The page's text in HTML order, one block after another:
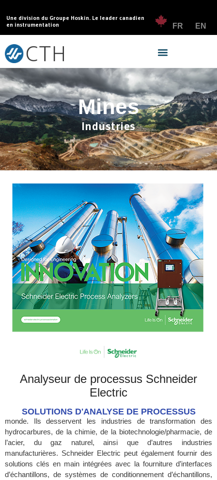
Une division du Groupe Hoskin. Le leader canadien
en instrumentation
FR EN
Mines
Industries
Analyseur de processus Schneider
Electric
SOLUTIONS D'ANALYSE DE PROCESSUS
monde. Ils desservent les industries de transformation des
hydrocarbures, de la chimie, de la biotechnologie/pharmacie, de
l’acier, du gaz naturel, ainsi que d’autres industries
manufacturières. Schneider Electric peut également fournir des
solutions clés en main intégrées avec la fourniture d’interfaces
d’échantillons, de systèmes de conditionnement d’échantillons,